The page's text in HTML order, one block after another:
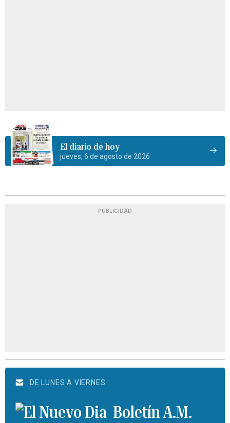
El diario de hoy
jueves, 6 de agosto de 2026
PUBLICIDAD
DE LUNES A VIERNES
Boletín A.M.